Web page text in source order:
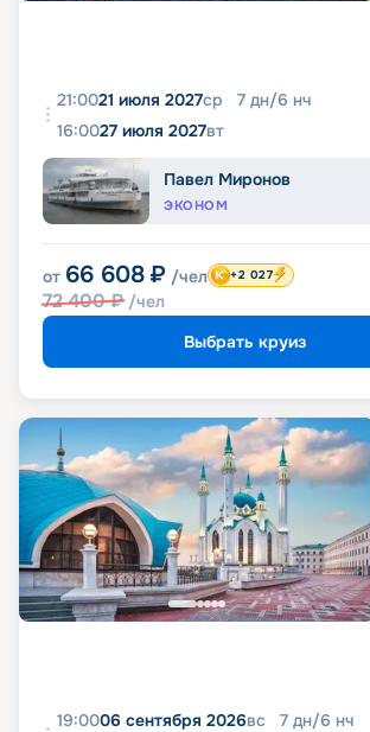
21:0021 июля 2027ср 7 дн/6 нч
16:0027 июля 2027вт
Павел Миронов
ЭКОНОМ
от 66 608 ₽ /чел
72 400₽ /чел
+2 027
Выбрать круиз
19:0006 сентября 2026вс 7 дн/6 нч